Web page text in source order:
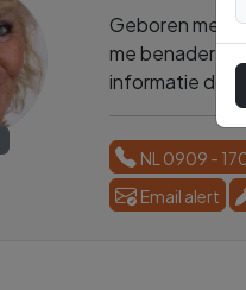
Geboren met
me benaderen
informatie
NL 0909 -
Email alert